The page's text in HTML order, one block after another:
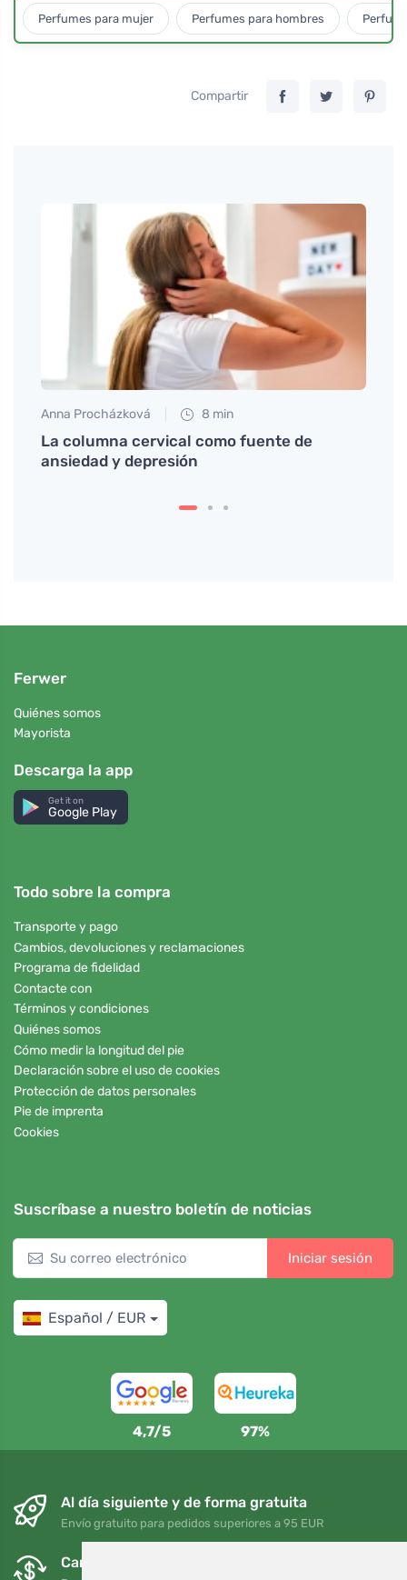
Perfumes para mujer Perfumes para hombres
Compartir
Anna Procházková 8 min
La columna cervical como fuente de
ansiedad y depresión
Ferwer
Quiénes somos
Mayorista
Descarga la app
Get it on
Google Play
Todo sobre la compra
Transporte y pago
Cambios, devoluciones y reclamaciones
Programa de fidelidad
Contacte con
Términos y condiciones
Quiénes somos
Cómo medir la longitud del pie
Declaración sobre el uso de cookies
Protección de datos personales
Pie de imprenta
Cookies
Suscríbase a nuestro boletín de noticias
Iniciar sesión
Español / EUR
4,7/5 97%
Al día siguiente y de forma gratuita
Envío gratuito para pedidos superiores a 95 EUR
Cambios y devoluciones gratuitos